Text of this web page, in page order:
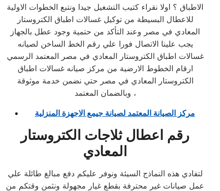
الاطباق ؟ اولا نقراء كتيب التشغيل جيدا ونتبع الخطوات الاولية
للاعطال البسيطة من توكيل غسالات اطباق الكتروستار
المعادي في مصر وعند التأكد من حتمية وجود عطل بالجهاز
يجب علينا الاتصال فورا علي رقم الخط الساخن لصيانه
غسالات اطباق الكتروستار المعادي في مصر المعتمد الرسمي
ارقام الخطوط الارضية من مركز صيانه غسالات اطباق
الكتروستار المعادي في مصر حتي نضمن خدمة موثوقة
وبالضمان المعتمد ،
مركز الصيانة المعتمد لصيانة جيمع الاجهزة المنزلية
رقم اعطال ثلاجات الكتروستار
المعادي
لتفادي هذه النماذج السيئة ونوفر عليكم دفع مبالغ طائلة علي
عمل صيانات غير محترفة بقطع غيار مجهولة ونثمن وقتكم من